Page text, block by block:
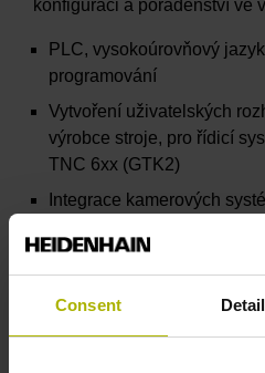
Consent
konfiguraci a poradenství ve
PLC, vysokoúrovňový
programování
Vytvoření uživatelských
výrobce stroje, pro řídicí
TNC 6xx (GTK2)
Integrace kamerových
HEIDENHAIN